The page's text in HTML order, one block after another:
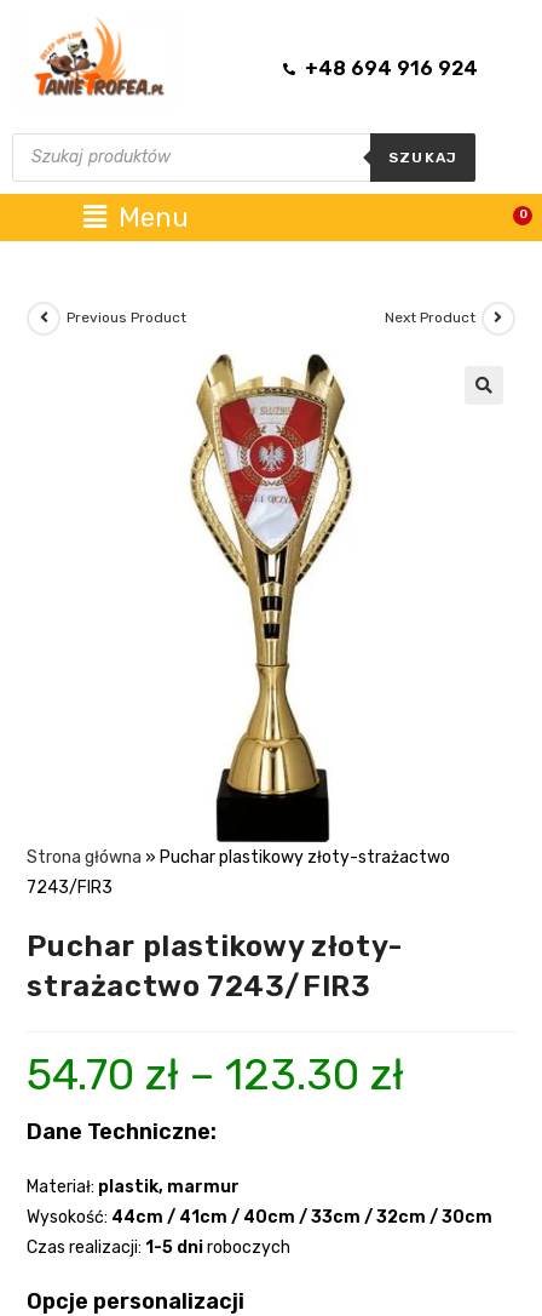
+48 694 916 924
SZUKAJ
Menu 0
Previous Product Next Product
Strona główna » Puchar plastikowy złoty-strażactwo
7243/FIR3
Puchar plastikowy złoty-
strażactwo 7243/FIR3
54.70 zł – 123.30 zł
Dane Techniczne:
Materiał: plastik, marmur
Wysokość: 44cm / 41cm / 40cm / 33cm / 32cm / 30cm
Czas realizacji:1-5 dniroboczych
Opcje personalizacji